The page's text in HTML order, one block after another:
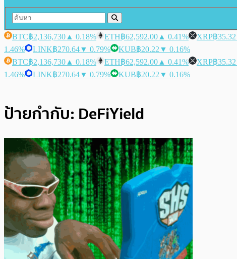
BTC฿2,136,730 ▲ 0.18% ETH฿62,592.00 ▲ 0.41% XRP฿35.32
1.46%
LINK฿270.64▼ 0.79% KUB฿20.22 ▼ 0.16%
BTC฿2,136,730 ▲ 0.18% ETH฿62,592.00 ▲ 0.41% XRP฿35.32
1.46%
LINK฿270.64▼ 0.79% KUB฿20.22 ▼ 0.16%
ป้ายกำกับ: DeFiYield